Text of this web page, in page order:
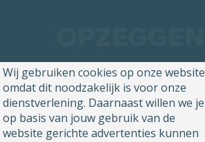
Wij gebruiken cookies op onze website
omdat dit noodzakelijk is voor onze
dienstverlening. Daarnaast willen we je
op basis van jouw gebruik van de
website gerichte advertenties kunnen